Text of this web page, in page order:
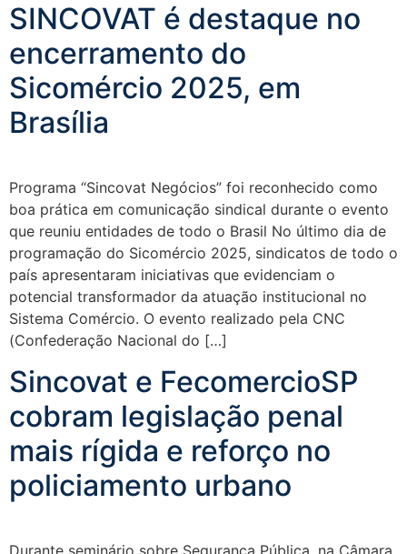
SINCOVAT é destaque no
encerramento do
Sicomércio 2025, em
Brasília
Programa “Sincovat Negócios” foi reconhecido como
boa prática em comunicação sindical durante o evento
que reuniu entidades de todo o Brasil No último dia de
programação do Sicomércio 2025, sindicatos de todo o
país apresentaram iniciativas que evidenciam o
potencial transformador da atuação institucional no
Sistema Comércio. O evento realizado pela CNC
(Confederação Nacional do […]
Sincovat e FecomercioSP
cobram legislação penal
mais rígida e reforço no
policiamento urbano
Durante seminário sobre Segurança Pública, na Câmara